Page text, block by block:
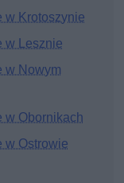
w Krotoszynie
w Lesznie
w Nowym
w Obornikach
w Ostrowie